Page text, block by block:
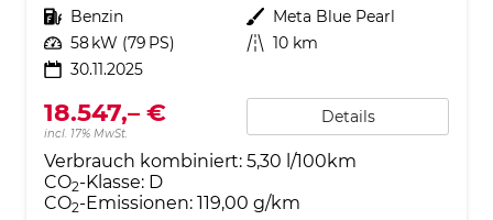
Kraftstoff Benzin Außenfarbe Meta Blue Pearl
Leistung 58 kW (79 PS) Kilometerstand 10 km
30.11.2025
18.547,– €
incl. 17% MwSt.
Details
Verbrauch kombiniert: 5,30 l/100km
CO2-Klasse: D
CO2-Emissionen: 119,00 g/km